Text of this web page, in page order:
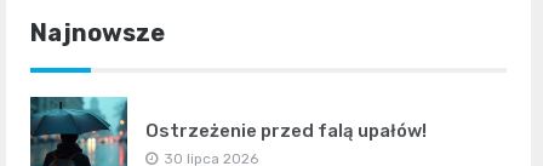
Najnowsze
Ostrzeżenie przed falą upałów!
30 lipca 2026